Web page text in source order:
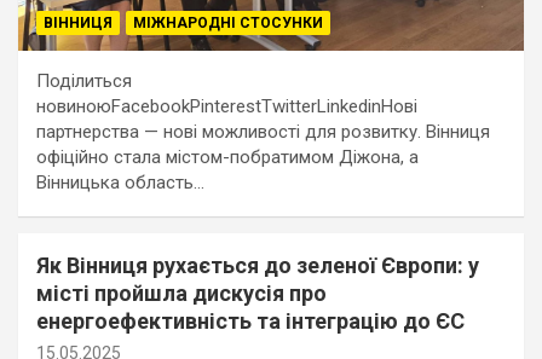
ВІННИЦЯ МІЖНАРОДНІ СТОСУНКИ
Поділиться
новиноюFacebookPinterestTwitterLinkedinНові
партнерства — нові можливості для розвитку. Вінниця
офіційно стала містом-побратимом Діжона, а
Вінницька область…
Як Вінниця рухається до зеленої Європи: у
місті пройшла дискусія про
енергоефективність та інтеграцію до ЄС
15.05.2025